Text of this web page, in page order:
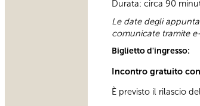
Durata: circa 90
Le date degli
comunicate tramite
Biglietto d'ingresso:
Incontro gratuito
È previsto il rilascio